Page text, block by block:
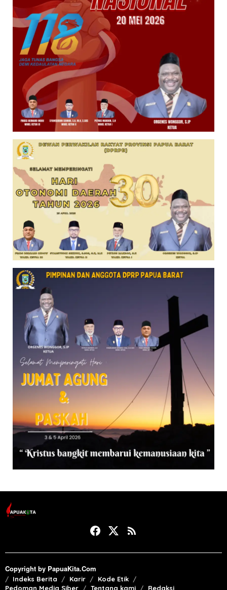
Copyright by PapuaKita.Com
Indeks Berita Karir
Kode Etik
Pedoman Media Siber
Tentang kami Redaksi